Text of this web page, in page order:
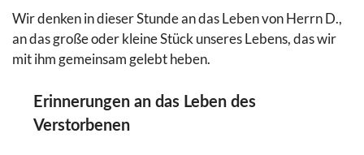
Wir denken in dieser Stunde an das Leben von Herrn D.,
an das große oder kleine Stück unseres Lebens, das wir
mit ihm gemeinsam gelebt heben.
Erinnerungen an das Leben des
Verstorbenen